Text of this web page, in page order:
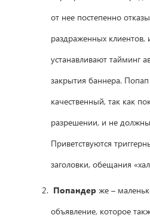
от нее постепенно
раздраженных клиентов,
устанавливают тайминг
закрытия баннера.
качественный, так как
разрешении, и не
Приветствуются
заголовки, обещания
Попандер же –
объявление, которое